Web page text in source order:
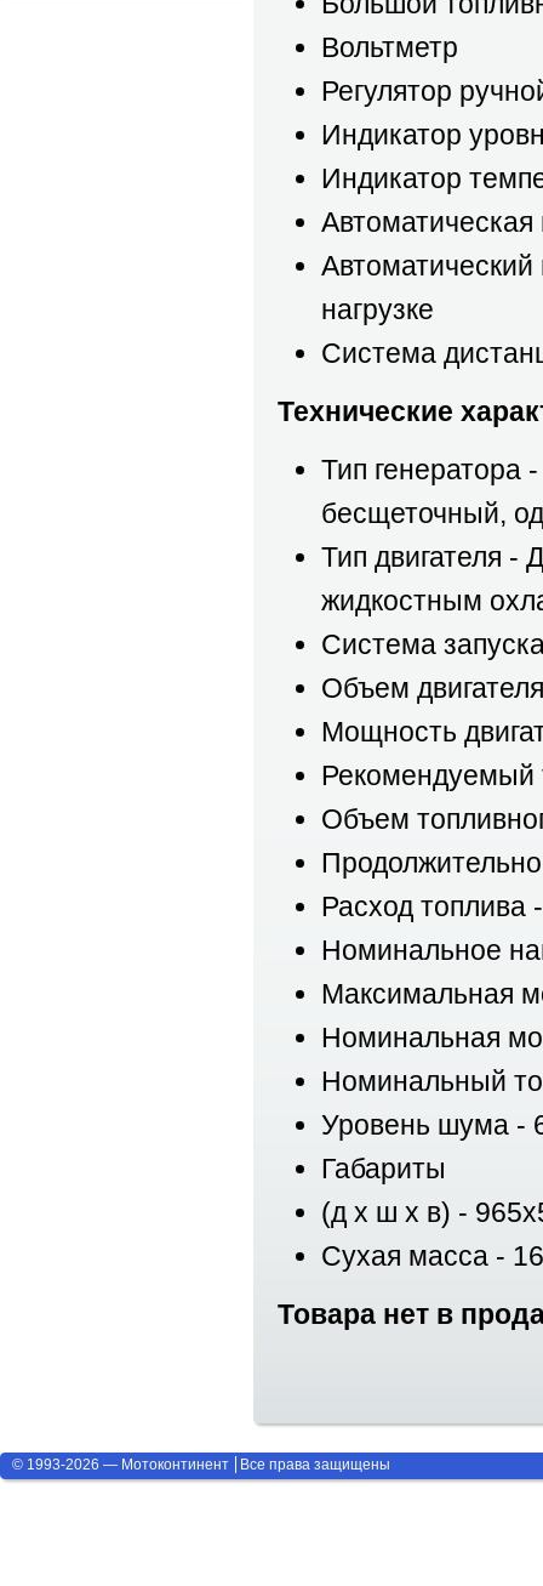
Вольтметр
Регулятор
Индикатор
Индикатор
нагрузке
Система
Технические
Тип генератора
бесщеточный,
Тип двигателя -
жидкостным
Система
Объем
Мощность
Рекомендуемый
Объем
Расход топлива
Номинальное
Максимальная
Номинальная
Номинальный
Уровень шума -
Габариты
(д х ш х в) -
Сухая масса -
Товара нет в
© 1993-2026 — Мотоконтинент Все права защищены